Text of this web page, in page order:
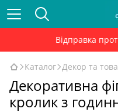
Відправка
Каталог Декор та
Декоративна
кролик з